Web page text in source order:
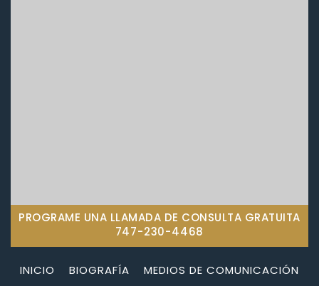
PROGRAME UNA LLAMADA DE CONSULTA GRATUITA
747-230-4468
INICIO BIOGRAFÍA
MEDIOS DE COMUNICACIÓN